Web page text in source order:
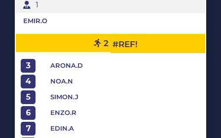
1
EMIR.O
2 #REF!
3 ARONA.D
4 NOA.N
5 SIMON.J
6 ENZO.R
7 EDIN.A